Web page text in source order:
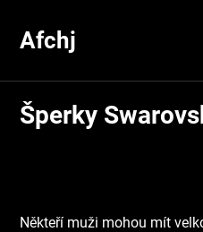
content
Afchj
Šperky
Někteří muži mohou mít